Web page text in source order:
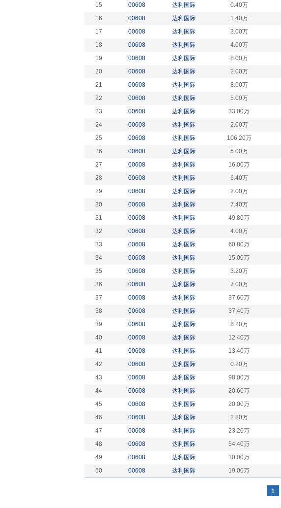
15
00608 达利国际 0.40万
16
00608 达利国际 1.40万
17
00608 达利国际 3.00万
18
00608 达利国际 4.00万
19
00608 达利国际 8.00万
20
00608 达利国际 2.00万
21
00608 达利国际 8.00万
22
00608 达利国际 5.00万
23
00608 达利国际 33.00万
24
00608 达利国际 2.00万
25
00608 达利国际 106.20万
26
00608 达利国际 5.00万
27
00608 达利国际 16.00万
28
00608 达利国际 6.40万
29
00608 达利国际 2.00万
30
00608 达利国际 7.40万
31
00608 达利国际 49.80万
32
00608 达利国际 4.00万
33
00608 达利国际 60.80万
34
00608 达利国际 15.00万
35
00608 达利国际 3.20万
36
00608 达利国际 7.00万
37
00608 达利国际 37.60万
38
00608 达利国际 37.40万
39
00608 达利国际 8.20万
40
00608 达利国际 12.40万
41
00608 达利国际 13.40万
42
00608 达利国际 0.20万
43
00608 达利国际 98.00万
44
00608 达利国际 20.60万
45
00608 达利国际 20.00万
46
00608 达利国际 2.80万
47
00608 达利国际 23.20万
48
00608 达利国际 54.40万
49
00608 达利国际 10.00万
50
00608 达利国际 19.00万
1